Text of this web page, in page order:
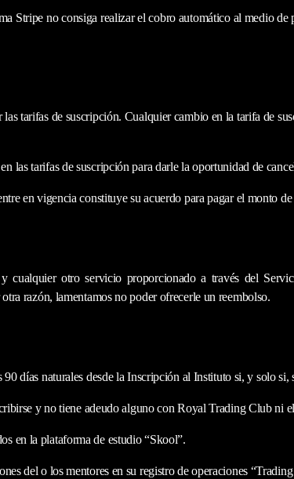
Stripe no consiga realizar el cobro automático al medio de
tarifas de suscripción. Cualquier cambio en la tarifa de
tarifas de suscripción para darle la oportunidad de
en vigencia constituye su acuerdo para pagar el monto
cualquier otro servicio proporcionado a través del
razón, lamentamos no poder ofrecerle un reembolso.
días naturales desde la Inscripción al Instituto si, y solo si,
y no tiene adeudo alguno con Royal Trading Club ni
en la plataforma de estudio “Skool”.
del o los mentores en su registro de operaciones